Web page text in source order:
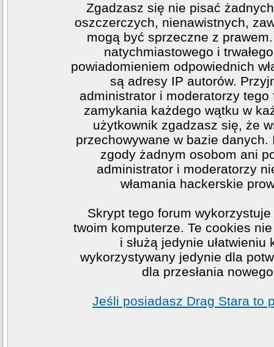
Zgadzasz się nie pisać
oszczerczych, nienawistnych,
mogą być sprzeczne z
natychmiastowego i
powiadomieniem odpowiednich
są adresy IP autorów.
administrator i moderatorzy
zamykania każdego wątku w
użytkownik zgadzasz się, że
przechowywane w bazie
zgody żadnym osobom ani
administrator i moderatorzy
włamania hackerskie
Skrypt tego forum
twoim komputerze. Te cookies
i służą jedynie
wykorzystywany jedynie dla
dla przesłania
Jeśli posiadasz Drag Stara to